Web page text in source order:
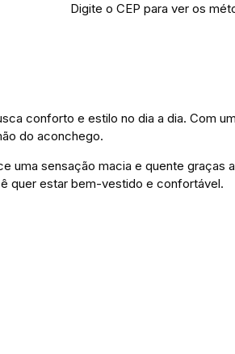
Digite o CEP para ver os
conforto e estilo no dia a dia. Com
do aconchego.
sensação macia e quente graças
quer estar bem-vestido e confortável.